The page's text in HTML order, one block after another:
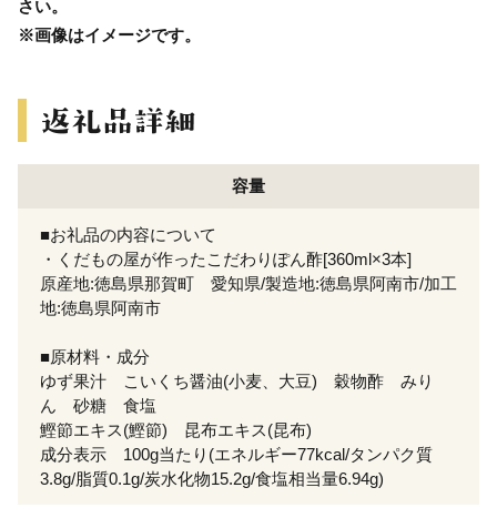
さい。
※画像はイメージです。
容量
■お礼品の内容について
・くだもの屋が作ったこだわりぽん酢[360ml×3本]
原産地:徳島県那賀町 愛知県/製造地:徳島県阿南市/加工
地:徳島県阿南市
■原材料・成分
ゆず果汁 こいくち醤油(小麦、大豆) 穀物酢 みり
ん 砂糖 食塩
鰹節エキス(鰹節) 昆布エキス(昆布)
成分表示 100g当たり(エネルギー77kcal/タンパク質
3.8g/脂質0.1g/炭水化物15.2g/食塩相当量6.94g)